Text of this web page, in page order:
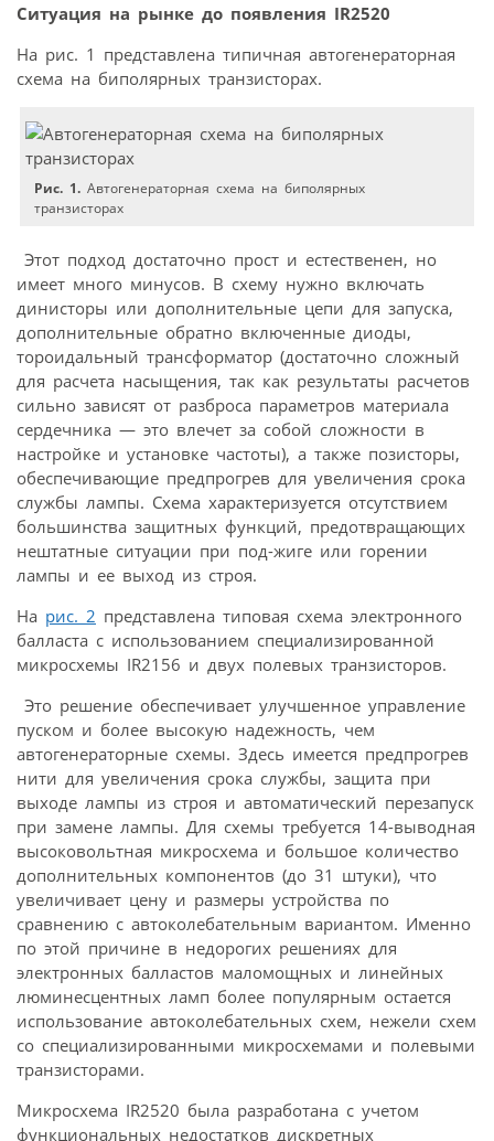
Ситуация на рынке до появления IR2520
На рис. 1 представлена типичная автогенераторная
схема на биполярных транзисторах.
Рис. 1. Автогенераторная схема на биполярных
транзисторах
Этот подход достаточно прост и естественен, но
имеет много минусов. В схему нужно включать
динисторы или дополнительные цепи для запуска,
дополнительные обратно включенные диоды,
тороидальный трансформатор (достаточно сложный
для расчета насыщения, так как результаты расчетов
сильно зависят от разброса параметров материала
сердечника — это влечет за собой сложности в
настройке и установке частоты), а также позисторы,
обеспечивающие предпрогрев для увеличения срока
службы лампы. Схема характеризуется отсутствием
большинства защитных функций, предотвращающих
нештатные ситуации при под-жиге или горении
лампы и ее выход из строя.
На рис. 2 представлена типовая схема электронного
балласта с использованием специализированной
микросхемы IR2156 и двух полевых транзисторов.
Это решение обеспечивает улучшенное управление
пуском и более высокую надежность, чем
автогенераторные схемы. Здесь имеется предпрогрев
нити для увеличения срока службы, защита при
выходе лампы из строя и автоматический перезапуск
при замене лампы. Для схемы требуется 14-выводная
высоковольтная микросхема и большое количество
дополнительных компонентов (до 31 штуки), что
увеличивает цену и размеры устройства по
сравнению с автоколебательным вариантом. Именно
по этой причине в недорогих решениях для
электронных балластов маломощных и линейных
люминесцентных ламп более популярным остается
использование автоколебательных схем, нежели схем
со специализированными микросхемами и полевыми
транзисторами.
Микросхема IR2520 была разработана с учетом
функциональных недостатков дискретных